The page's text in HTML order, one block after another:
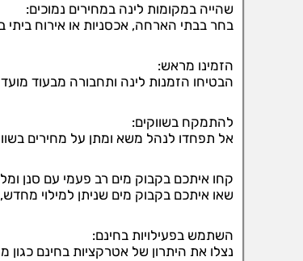
שהייה במקומות לינה במחירים נמוכים:
בחר בבתי הארחה, אכסניות או אירוח ביתי
הזמינו מראש:
הבטיחו הזמנות לינה ותחבורה מבעוד
להתמקח בשווקים:
אל תפחדו לנהל משא ומתן על מחירים
קחו איתכם בקבוק מים רב פעמי עם סנן
שאו איתכם בקבוק מים שניתן למילוי
השתמש בפעילויות בחינם:
נצלו את היתרון של אטרקציות בחינם כגון